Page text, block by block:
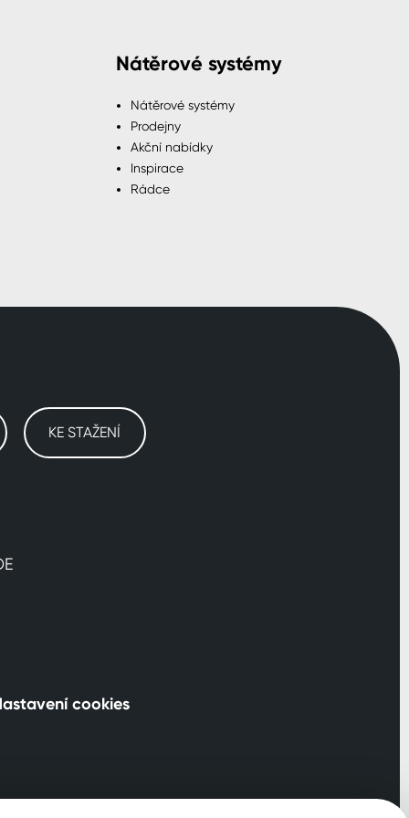
Nátěrové systémy
Nátěrové systémy
Prodejny
Akční nabídky
Inspirace
Rádce
KE STAŽENÍ
cookies